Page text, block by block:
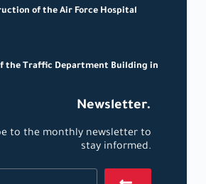
of the Air Force Hospital
the Traffic Department Building in
Newsletter.
to the monthly newsletter to
stay informed.